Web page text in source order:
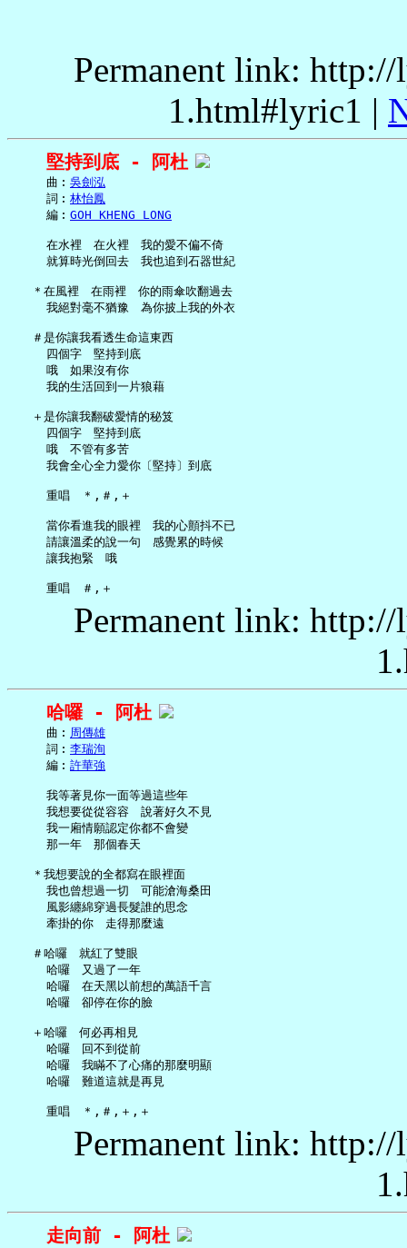
Permanent link:
1.html#lyric1 |
堅持到底 - 阿杜
     曲︰
吳劍泓
     詞︰
林怡鳳
     編︰
GOH KHENG LONG
     在水裡　在火裡　我的愛不偏不倚
     就算時光倒回去　我也追到石器世紀
   ＊在風裡　在雨裡　你的雨傘吹翻過去
     我絕對毫不猶豫　為你披上我的外衣
   ＃是你讓我看透生命這東西
     四個字　堅持到底
     哦　如果沒有你
     我的生活回到一片狼藉
   ＋是你讓我翻破愛情的秘笈
     四個字　堅持到底
     哦　不管有多苦
     我會全心全力愛你〔堅持〕到底
     重唱　＊,＃,＋
     當你看進我的眼裡　我的心顫抖不已
     請讓溫柔的說一句　感覺累的時候
     讓我抱緊　哦
Permanent link:
哈囉 - 阿杜
     曲︰
周傳雄
     詞︰
李瑞洵
     編︰
許華強
     我等著見你一面等過這些年
     我想要從從容容　說著好久不見
     我一廂情願認定你都不會變
     那一年　那個春天
   ＊我想要說的全都寫在眼裡面
     我也曾想過一切　可能滄海桑田
     風影纏綿穿過長髮誰的思念
     牽掛的你　走得那麼遠
   ＃哈囉　就紅了雙眼
     哈囉　又過了一年
     哈囉　在天黑以前想的萬語千言
     哈囉　卻停在你的臉
   ＋哈囉　何必再相見
     哈囉　回不到從前
     哈囉　我瞞不了心痛的那麼明顯
     哈囉　難道這就是再見
Permanent link:
走向前 - 阿杜